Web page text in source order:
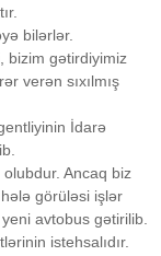
bilərlər.
bizim gətirdiyimiz
verən sıxılmış
İdarə
Ancaq biz
görüləsi işlər
avtobus gətirilib.
istehsalıdır.